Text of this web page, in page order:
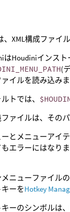
、XML構成ファイ
はHoudiniインスト
(
イルを読み込み
トでは、
ァイルは、その
ーとメニューアイ
エラーにはなり
メニューファイル
ーをHotkey
ーのシンボルは、